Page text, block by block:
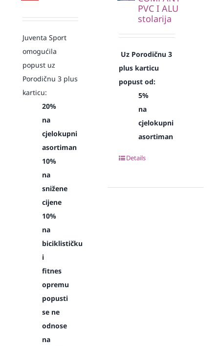
Juventa Sport
omogućila
popust uz
Porodičnu 3 plus
karticu:
20%
na
cjelokupni
asortiman
10%
na
snižene
cijene
10%
na
biciklističku
i
fitnes
opremu
popusti
se ne
odnose
na
PVC I ALU
stolarija
Uz Porodičnu 3
plus karticu
popust od:
5%
na
cjelokupni
asortiman
Details